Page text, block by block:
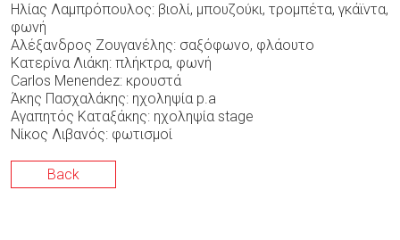
Ηλίας Λαμπρόπουλος: βιολί, μπουζούκι, τρομπέτα, γκάϊντα,
φωνή
Αλέξανδρος Ζουγανέλης: σαξόφωνο, φλάουτο
Κατερίνα Λιάκη: πλήκτρα, φωνή
Carlos Menendez: κρουστά
Άκης Πασχαλάκης: ηχοληψία p.a
Αγαπητός Καταξάκης: ηχοληψία stage
Νίκος Λιβανός: φωτισμοί
Back